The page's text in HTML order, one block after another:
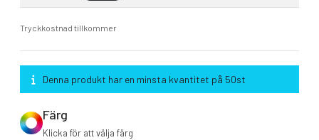
Tryckkostnad tillkommer
Denna produkt har en minsta kvantitet på 50st
Färg
Klicka för att välja färg